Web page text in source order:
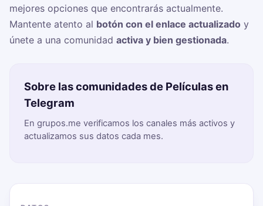
mejores opciones que encontrarás actualmente.
Mantente atento al botón con el enlace actualizado y
únete a una comunidad activa y bien gestionada.
Sobre las comunidades de Películas en
Telegram
En grupos.me verificamos los canales más activos y
actualizamos sus datos cada mes.